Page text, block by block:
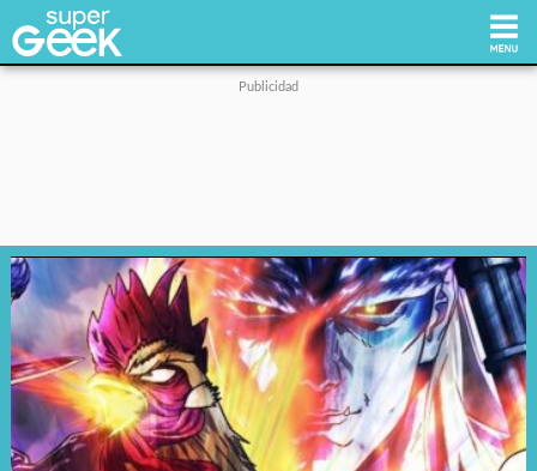
Tecnología
Videojuegos
Reviews
Cultura Pop
Streaming